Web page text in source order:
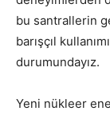
bu santrallerin
barışçıl
durumundayız.
Yeni nükleer